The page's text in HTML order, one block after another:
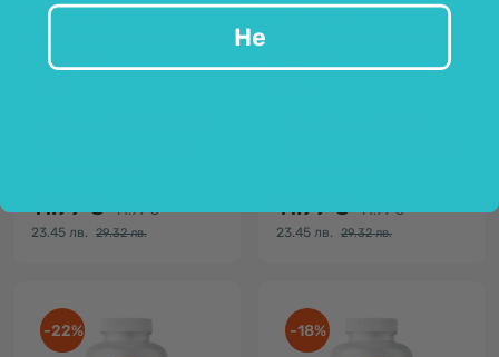
MycoWay®
в капки
11.99 € 14.99 €
23.45 лв.
29.32 лв.
MycoWay®
11.99 € 14.99 €
23.45 лв.
29.32 лв.
-22% -18%
Не